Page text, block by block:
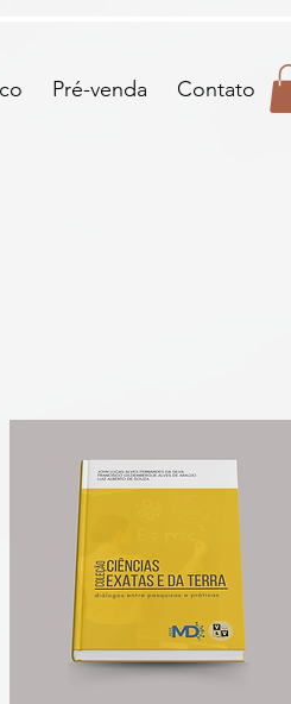
Pré-venda Contato